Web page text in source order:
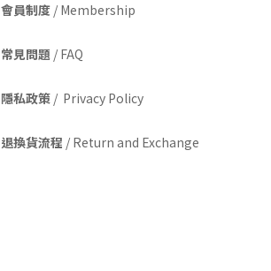
會員制度 / Membership
常見問題 / FAQ
隱私政策 / Privacy Policy
退換貨流程 / Return and Exchange